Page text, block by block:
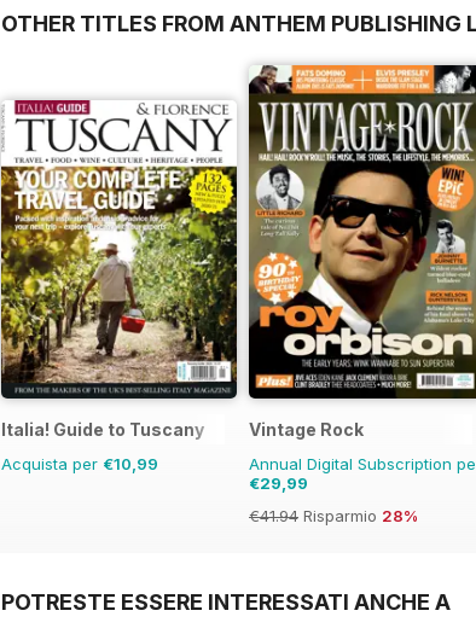
OTHER TITLES FROM ANTHEM PUBLISHING
Italia! Guide to Tuscany
Acquista per €10,99
Vintage Rock
Annual Digital Subscription
€29,99
€41.94 Risparmio 28%
POTRESTE ESSERE INTERESSATI ANCHE A